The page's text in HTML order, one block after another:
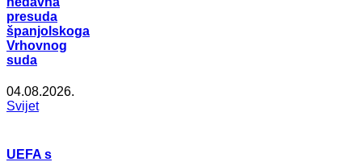
presuda
španjolskoga
Vrhovnog
suda
04.08.2026.
Svijet
UEFA s